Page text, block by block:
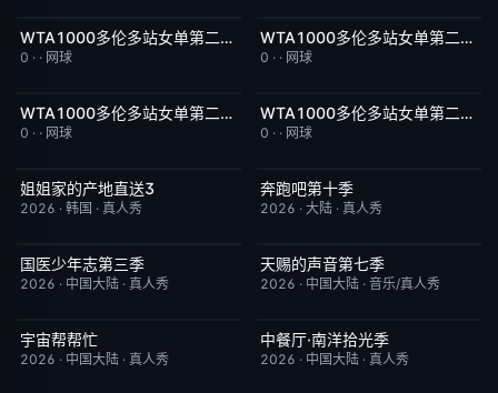
8月8日上线 5.0WTA1000多伦多站女单第二轮：扎拉祖阿VS费尔南德斯
0 · · 网球
8月8日上线 5.0WTA1000多伦多站女单第二轮：帕克斯VS伊埃拉
0 · · 网球
8月8日上线 3.0WTA1000多伦多站女单第二轮：卡萨金娜VS莱巴金娜
0 · · 网球
8月8日上线 5.0WTA1000多伦多站女单第二轮：戴伊VS高芙
0 · · 网球
更新至第02集
姐姐家的产地直送3
2026 · 韩国 · 真人秀
已完结
奔跑吧第十季
2026 · 大陆 · 真人秀
今日更新
国医少年志第三季
2026 · 中国大陆 · 真人秀
今日更新
天赐的声音第七季
2026 · 中国大陆 · 音乐/真人秀
更新至第3期
宇宙帮帮忙
2026 · 中国大陆 · 真人秀
更新至第8期
中餐厅·南洋拾光季
2026 · 中国大陆 · 真人秀